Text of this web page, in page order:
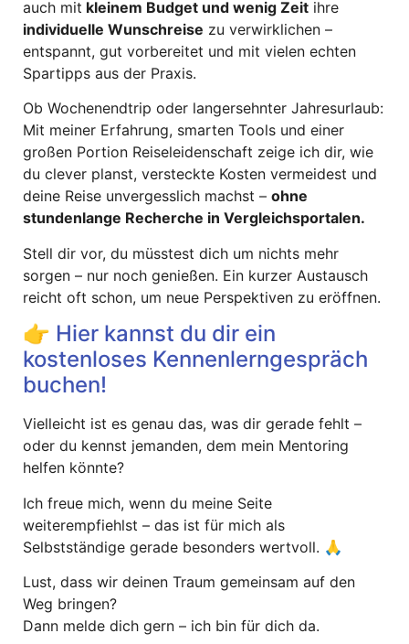
auch mit kleinem Budget und wenig Zeit ihre
individuelle Wunschreise zu verwirklichen –
entspannt, gut vorbereitet und mit vielen echten
Spartipps aus der Praxis.
Ob Wochenendtrip oder langersehnter Jahresurlaub:
Mit meiner Erfahrung, smarten Tools und einer
großen Portion Reiseleidenschaft zeige ich dir, wie
du clever planst, versteckte Kosten vermeidest und
deine Reise unvergesslich machst – ohne
stundenlange Recherche in Vergleichsportalen.
Stell dir vor, du müsstest dich um nichts mehr
sorgen – nur noch genießen. Ein kurzer Austausch
reicht oft schon, um neue Perspektiven zu eröffnen.
👉 Hier kannst du dir ein
kostenloses Kennenlerngespräch
buchen!
Vielleicht ist es genau das, was dir gerade fehlt –
oder du kennst jemanden, dem mein Mentoring
helfen könnte?
Ich freue mich, wenn du meine Seite
weiterempfiehlst – das ist für mich als
Selbstständige gerade besonders wertvoll. 🙏
Lust, dass wir deinen Traum gemeinsam auf den
Weg bringen?
Dann melde dich gern – ich bin für dich da.